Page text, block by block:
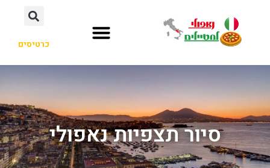
כרטיסים
סיור תצפיות נאפולי